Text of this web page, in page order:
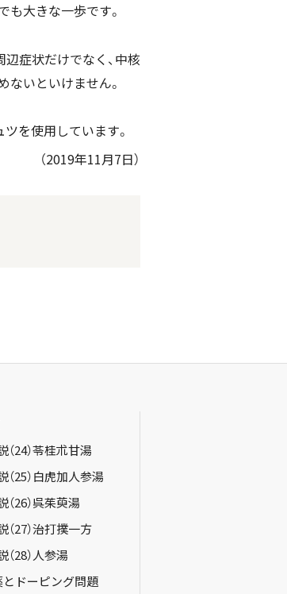
大きな一歩です。
辺症状だけでなく、中核
いといけません。
ツを使用しています。
（2019年11月7日）
24）苓桂朮甘湯
25）白虎加人参湯
26）呉茱萸湯
27）治打撲一方
28）人参湯
ドーピング問題